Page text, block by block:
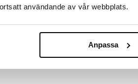
användande av vår webbplats.
Anpassa